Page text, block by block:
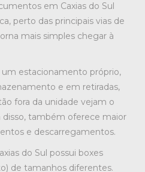
em Caxias do Sul
perto das principais vias de
mais simples chegar à
um estacionamento próprio,
e em retiradas,
fora da unidade vejam o
também oferece maior
e descarregamentos.
do Sul possui boxes
de tamanhos diferentes.